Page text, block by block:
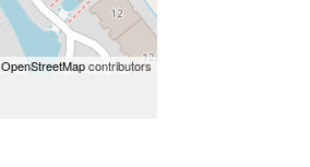
OpenStreetMapcontributors